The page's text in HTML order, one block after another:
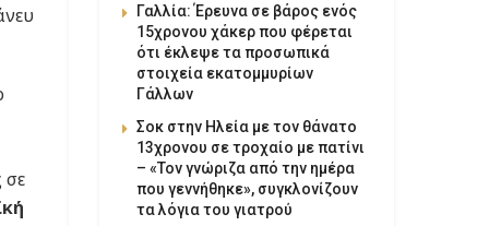
σε
Γαλλία: Έρευνα σε βάρος ενός
15χρονου χάκερ που φέρεται
ότι έκλεψε τα προσωπικά
στοιχεία εκατομμυρίων
Γάλλων
Σοκ στην Ηλεία με τον θάνατο
13χρονου σε τροχαίο με πατίνι
– «Τον γνώριζα από την ημέρα
που γεννήθηκε», συγκλονίζουν
τα λόγια του γιατρού